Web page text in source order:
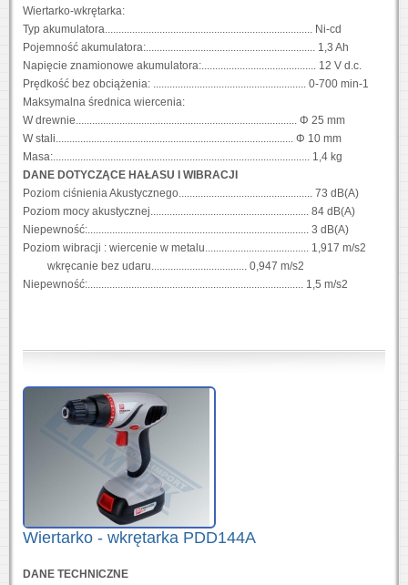
Wiertarko-wkrętarka:
Typ akumulatora............................................................................ Ni-cd
Pojemność akumulatora:.............................................................. 1,3 Ah
Napięcie znamionowe akumulatora:.......................................... 12 V d.c.
Prędkość bez obciążenia: ........................................................ 0-700 min-1
Maksymalna średnica wiercenia:
W drewnie................................................................................. Φ 25 mm
W stali....................................................................................... Φ 10 mm
Masa:.............................................................................................. 1,4 kg
DANE DOTYCZĄCE HAŁASU I WIBRACJI
Poziom ciśnienia Akustycznego................................................. 73 dB(A)
Poziom mocy akustycznej.......................................................... 84 dB(A)
Niepewność:................................................................................. 3 dB(A)
Poziom wibracji : wiercenie w metalu...................................... 1,917 m/s2
wkręcanie bez udaru................................... 0,947 m/s2
Niepewność:............................................................................... 1,5 m/s2
Wiertarko - wkrętarka PDD144A
DANE TECHNICZNE